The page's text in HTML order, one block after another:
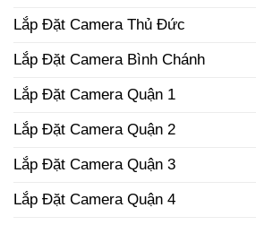
Lắp Đặt Camera Thủ Đức
Lắp Đặt Camera Bình Chánh
Lắp Đặt Camera Quận 1
Lắp Đặt Camera Quận 2
Lắp Đặt Camera Quận 3
Lắp Đặt Camera Quận 4